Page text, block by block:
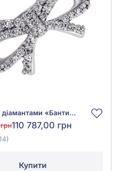
Каблучка з діамантами «Бантик» з білого золота 750° з діамантом 0,73ct, арт. 3-41914
110 787,00 грн
Купити